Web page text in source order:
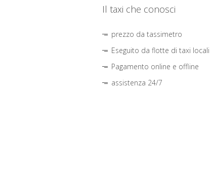
Il taxi che conosci
prezzo da tassimetro
Eseguito da flotte di taxi locali
Pagamento online e offline
assistenza 24/7